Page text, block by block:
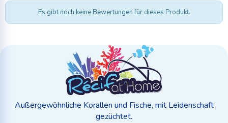
Es gibt noch keine Bewertungen für dieses Produkt.
Außergewöhnliche Korallen und Fische, mit Leidenschaft
gezüchtet.